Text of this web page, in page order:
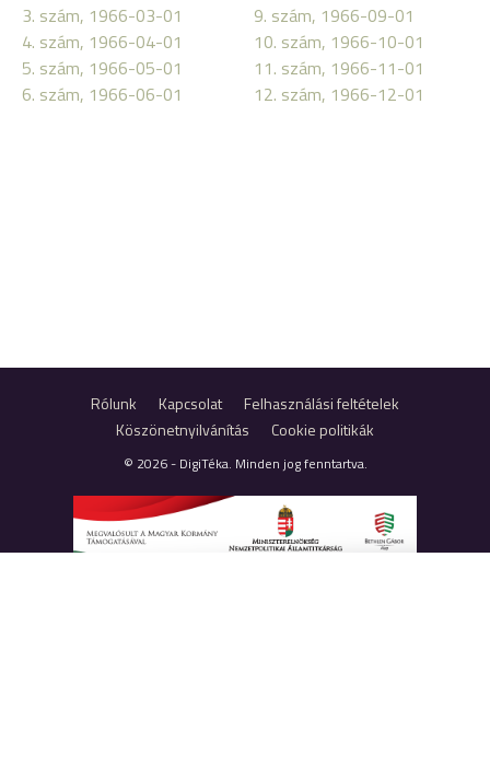
3. szám, 1966-03-01
4. szám, 1966-04-01
5. szám, 1966-05-01
6. szám, 1966-06-01
9. szám, 1966-09-01
10. szám, 1966-10-01
11. szám, 1966-11-01
12. szám, 1966-12-01
Rólunk Kapcsolat
Felhasználási feltételek
Köszönetnyilvánítás
Cookie politikák
© 2026 - DigiTéka. Minden jog fenntartva.